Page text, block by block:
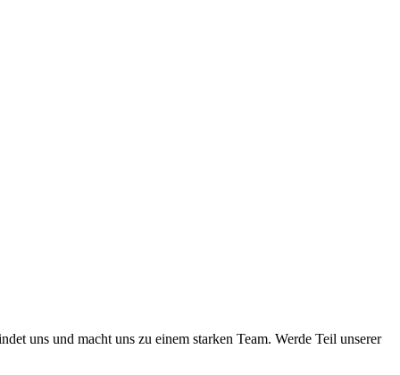
uns und macht uns zu einem starken Team. Werde Teil unserer